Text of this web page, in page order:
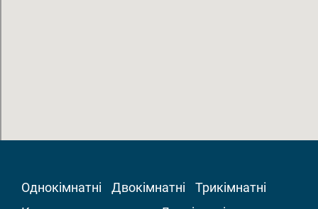
Однокімнатні Двокімнатні
Трикімнатні